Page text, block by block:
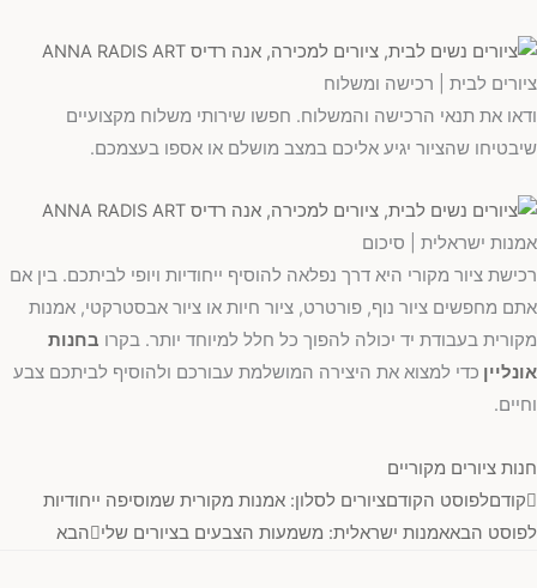
ציורים לבית | רכישה ומשלוח
ודאו את תנאי הרכישה והמשלוח. חפשו שירותי משלוח מקצועיים
שיבטיחו שהציור יגיע אליכם במצב מושלם או אספו בעצמכם.
אמנות ישראלית | סיכום
רכישת ציור מקורי היא דרך נפלאה להוסיף ייחודיות ויופי לביתכם. בין אם
אתם מחפשים ציור נוף, פורטרט, ציור חיות או ציור אבסטרקטי, אמנות
מקורית בעבודת יד יכולה להפוך כל חלל למיוחד יותר. בקרו בחנות
אונליין כדי למצוא את היצירה המושלמת עבורכם ולהוסיף לביתכם צבע
וחיים.
חנות ציורים מקוריים
קודםלפוסט הקודםציורים לסלון: אמנות מקורית שמוסיפה ייחודיות
לפוסט הבאאמנות ישראלית: משמעות הצבעים בציורים שלי הבא